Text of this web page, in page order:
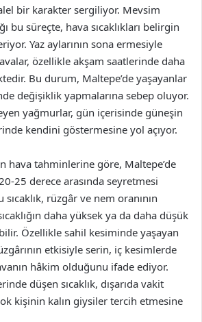
bir karakter sergiliyor. Mevsim
bu süreçte, hava sıcaklıkları belirgin
Yaz aylarının sona ermesiyle
özellikle akşam saatlerinde daha
Bu durum, Maltepe’de yaşayanlar
değişiklik yapmalarına sebep oluyor.
yağmurlar, gün içerisinde güneşin
kendini göstermesine yol açıyor.
hava tahminlerine göre, Maltepe’de
20-25 derece arasında seyretmesi
rüzgâr ve nem oranının
daha yüksek ya da daha düşük
Özellikle sahil kesiminde yaşayan
etkisiyle serin, iç kesimlerde
hâkim olduğunu ifade ediyor.
düşen sıcaklık, dışarıda vakit
kişinin kalın giysiler tercih etmesine